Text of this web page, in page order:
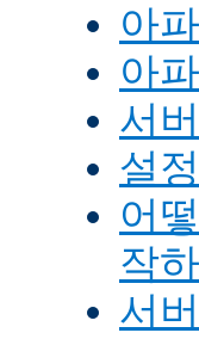
아
아
서
설
어
작
서